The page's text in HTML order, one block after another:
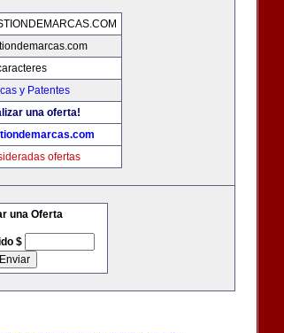
y Patentes
una oferta!
ofertas
una Oferta
$